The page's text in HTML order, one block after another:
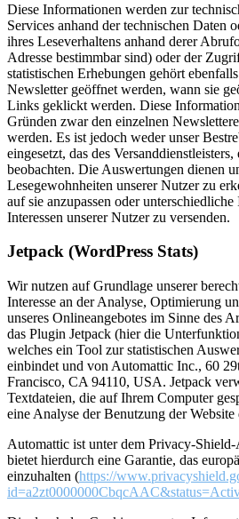
Diese Informationen werden zur
Services anhand der technischen Daten
ihres Leseverhaltens anhand derer
Adresse bestimmbar sind) oder der
statistischen Erhebungen gehört
Newsletter geöffnet werden, wann sie
Links geklickt werden. Diese
Gründen zwar den einzelnen
werden. Es ist jedoch weder unser
eingesetzt, das des
beobachten. Die Auswertungen dienen
Lesegewohnheiten unserer Nutzer zu
auf sie anzupassen oder
Interessen unserer Nutzer zu versenden.
Jetpack (WordPress Stats)
Wir nutzen auf Grundlage unserer
Interesse an der Analyse, Optimierung
unseres Onlineangebotes im Sinne des
das Plugin Jetpack (hier die
welches ein Tool zur statistischen
einbindet und von Automattic Inc., 60
Francisco, CA 94110, USA. Jetpack
Textdateien, die auf Ihrem Computer
eine Analyse der Benutzung der
Automattic ist unter dem Privacy-
bietet hierdurch eine Garantie, das
einzuhalten (https://